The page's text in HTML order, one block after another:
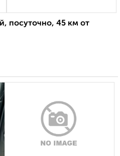
посуточно, 45 км от